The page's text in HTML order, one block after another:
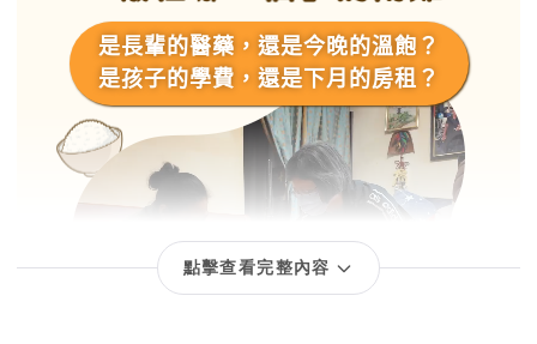
點擊查看完整內容